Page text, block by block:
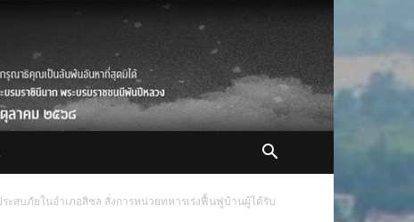
สบภัยในอำเภอสิชล สั่งการหน่วยทหารเร่งฟื้นฟูบ้านผู้ได้รับ